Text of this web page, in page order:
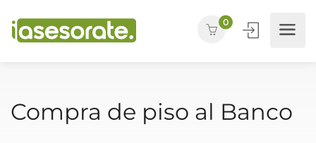
0
Compra de piso al Banco